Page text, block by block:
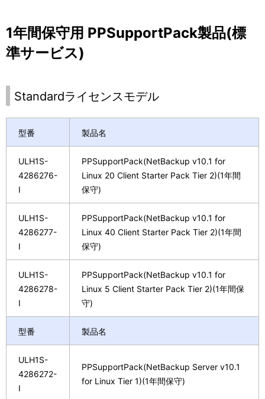
。
1年間保守用 PPSupportPack製品(標
準サービス)
Standardライセンスモデル
型番 製品名
ULH1S-
4286276-
I
PPSupportPack(NetBackup v10.1 for
Linux 20 Client Starter Pack Tier 2)(1年間
保守)
ULH1S-
4286277-
I
PPSupportPack(NetBackup v10.1 for
Linux 40 Client Starter Pack Tier 2)(1年間
保守)
ULH1S-
4286278-
I
PPSupportPack(NetBackup v10.1 for
Linux 5 Client Starter Pack Tier 2)(1年間保
守)
型番 製品名
ULH1S-
4286272-
I
PPSupportPack(NetBackup Server v10.1
for Linux Tier 1)(1年間保守)